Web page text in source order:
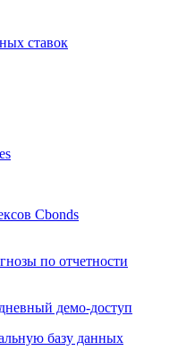
ставок
Cbonds
по отчетности
демо-доступ
базу данных